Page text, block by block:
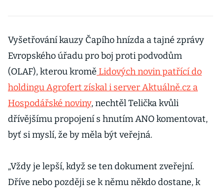
Vyšetřování kauzy Čapího hnízda a tajné zprávy
Evropského úřadu pro boj proti podvodům
(OLAF), kterou kromě Lidových novin patřící do
holdingu Agrofert získal i server Aktuálně.cz a
Hospodářské noviny, nechtěl Telička kvůli
dřívějšímu propojení s hnutím ANO komentovat,
byť si myslí, že by měla být veřejná.
„Vždy je lepší, když se ten dokument zveřejní.
Dříve nebo později se k němu někdo dostane, k